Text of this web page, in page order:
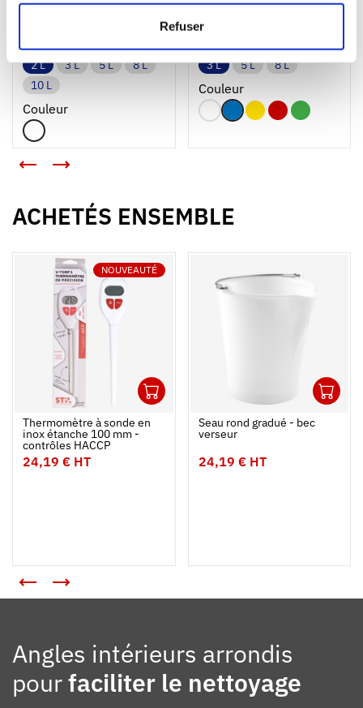
Refuser
2 L 3 L 5 L
8 L
10 L
Couleur
7,89 € HT
3 L 5 L 8 L
Couleur
>
ACHETÉS ENSEMBLE
NOUVEAUTÉ
Ajouter au panier
Fermer
Thermomètre à sonde en
inox étanche 100 mm -
contrôles HACCP
24,19 € HT
Seau rond gradué - bec
verseur
24,19 € HT
Angles intérieurs arrondis
pourfaciliter le nettoyage